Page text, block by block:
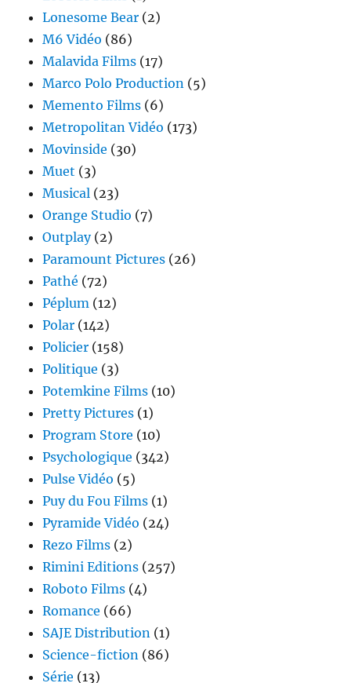
Lonesome Bear (2)
M6 Vidéo (86)
Malavida Films (17)
Marco Polo Production (5)
Memento Films (6)
Metropolitan Vidéo (173)
Movinside (30)
Muet (3)
Musical (23)
Orange Studio (7)
Outplay(2)
Paramount Pictures (26)
Pathé (72)
Péplum (12)
Polar (142)
Policier (158)
Politique (3)
Potemkine Films (10)
Pretty Pictures (1)
Program Store (10)
Psychologique (342)
Pulse Vidéo (5)
Puy du Fou Films (1)
Pyramide Vidéo (24)
Rezo Films (2)
Rimini Editions (257)
Roboto Films (4)
Romance (66)
SAJE Distribution (1)
Science-fiction (86)
Série (13)